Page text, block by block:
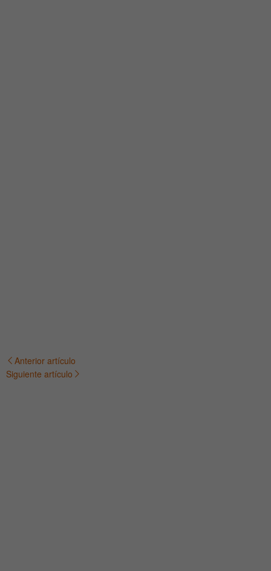
Navegación
Anterior artículo
Siguiente artículo